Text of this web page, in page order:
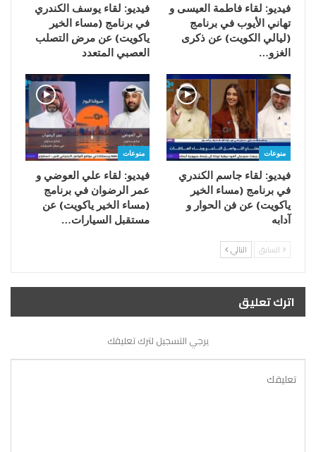
فيديو: لقاء فاطمة العيسى و
تهاني الأيوب في برنامج
(ليالي الكويت) عن ذكرى
الغزو…
فيديو: لقاء يوسف الكندري
في برنامج (مساء الخير
ياكويت) عن مرض التصلب
العصبي المتعدد
منوعات
فيديو: لقاء جاسم الكندري
في برنامج (مساء الخير
ياكويت) عن فن الحوار و
آدابه
منوعات
فيديو: لقاء علي العوضي و
عمر الرضوان في برنامج
(مساء الخير ياكويت) عن
مستقبل السيارات…
السابق التالي
اترك تعليق
يرجي التسجيل لترك تعليقك